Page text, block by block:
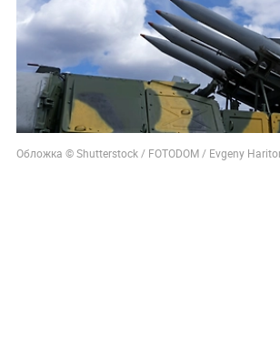
Обложка © Shutterstock / FOTODOM / Evgeny